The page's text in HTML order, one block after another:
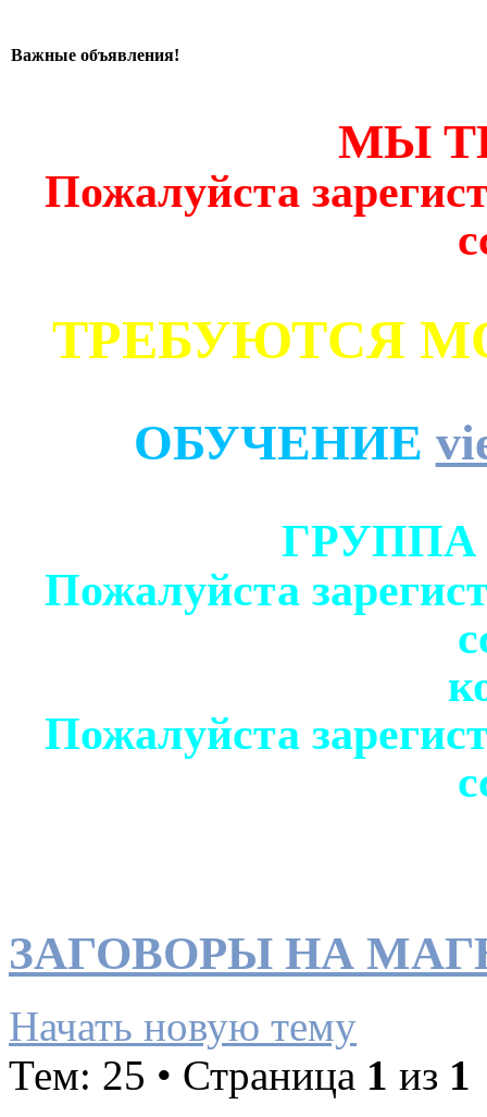
Важные объявления!
МЫ
Пожалуйста
ТРЕБУЮТСЯ
ОБУЧЕНИЕ
Пожалуйста
Пожалуйста
ЗАГОВОРЫ НА
Начать новую тему
Тем: 25 • Страница 1 из 1